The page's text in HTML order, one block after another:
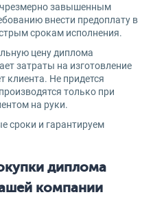
чрезмерно завышенным
внести предоплату в
срокам исполнения.
цену диплома
затраты на изготовление
клиента. Не придется
только при
на руки.
сроки и гарантируем
диплома
компании